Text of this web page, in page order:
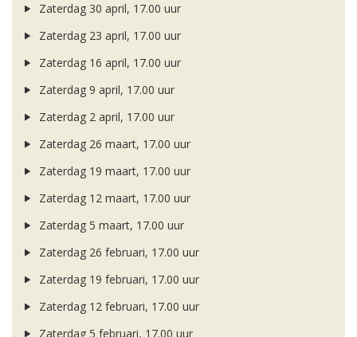
Zaterdag 30 april, 17.00 uur
Zaterdag 23 april, 17.00 uur
Zaterdag 16 april, 17.00 uur
Zaterdag 9 april, 17.00 uur
Zaterdag 2 april, 17.00 uur
Zaterdag 26 maart, 17.00 uur
Zaterdag 19 maart, 17.00 uur
Zaterdag 12 maart, 17.00 uur
Zaterdag 5 maart, 17.00 uur
Zaterdag 26 februari, 17.00 uur
Zaterdag 19 februari, 17.00 uur
Zaterdag 12 februari, 17.00 uur
Zaterdag 5 februari, 17.00 uur